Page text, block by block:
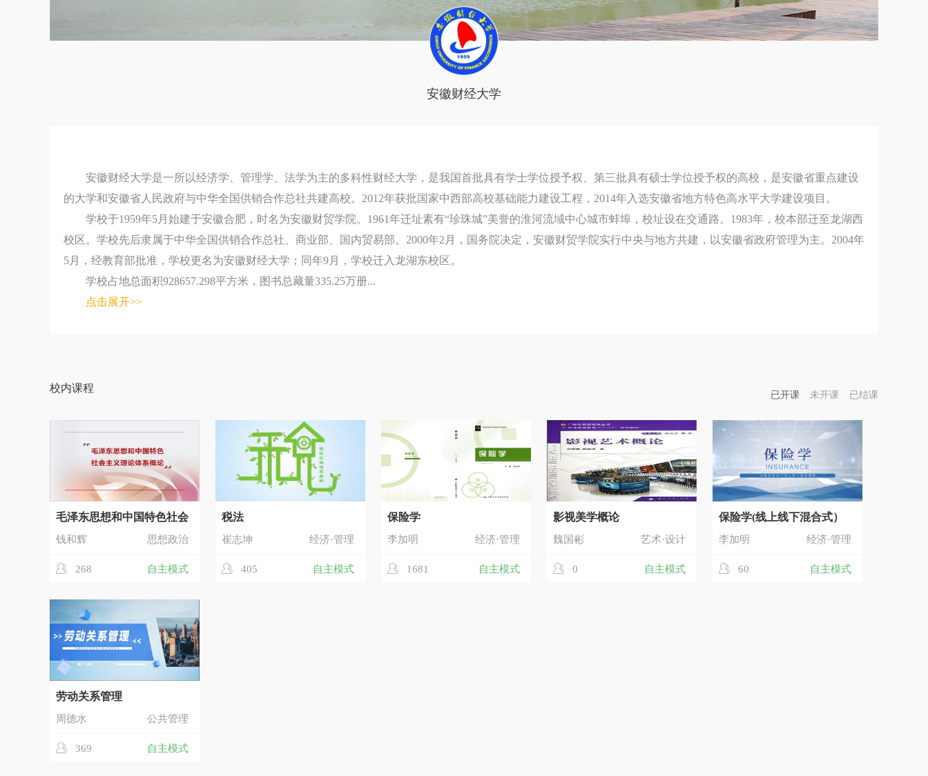
安徽财经大学
安徽财经大学是一所以经济学、管理学、法学为主的多科性财经大学，是我国首批具有学士学位授予权、第三批具有硕士学位授予权的高校，是安徽省重点建设
的大学和安徽省人民政府与中华全国供销合作总社共建高校。2012年获批国家中西部高校基础能力建设工程，2014年入选安徽省地方特色高水平大学建设项目。
学校于1959年5月始建于安徽合肥，时名为安徽财贸学院。1961年迁址素有“珍珠城”美誉的淮河流域中心城市蚌埠，校址设在交通路。1983年，校本部迁至龙湖西
校区。学校先后隶属于中华全国供销合作总社、商业部、国内贸易部。2000年2月，国务院决定，安徽财贸学院实行中央与地方共建，以安徽省政府管理为主。2004年
5月，经教育部批准，学校更名为安徽财经大学；同年9月，学校迁入龙湖东校区。
学校占地总面积928657.298平方米，图书总藏量335.25万册...
点击展开>>
校内课程
已结课
未开课
已开课
毛泽东思想和中国特色社会
钱和辉 思想政治
268 自主模式
税法
崔志坤 经济·管理
405 自主模式
保险学
李加明 经济·管理
1681 自主模式
影视美学概论
魏国彬 艺术·设计
0 自主模式
保险学(线上线下混合式）
李加明 经济·管理
60 自主模式
劳动关系管理
周德水 公共管理
369 自主模式